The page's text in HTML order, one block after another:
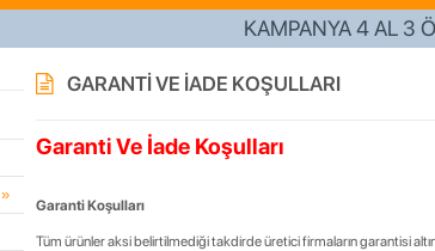
750 TL
GARANTI VE İADE KOŞULLARI
Garanti Ve İade Koşulları
Garanti Koşulları
Tüm ürünler aksi belirtilmediği takdirde üretici firmaların garantisi